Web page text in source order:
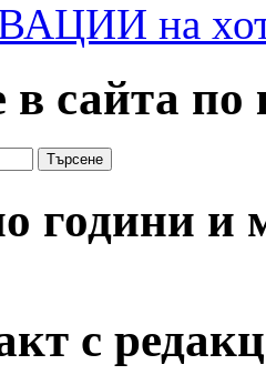
на
в сайта
години и
с